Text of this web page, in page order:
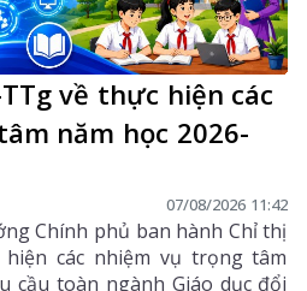
về thực hiện các
năm học 2026-
07/08/2026 11:42
Chính phủ ban hành Chỉ thị
các nhiệm vụ trọng tâm
cầu toàn ngành Giáo dục đổi